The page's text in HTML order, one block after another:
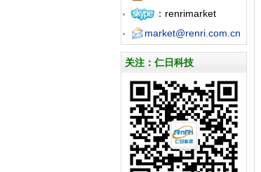
：renrimarket
market@renri.com.cn
关注：仁日科技